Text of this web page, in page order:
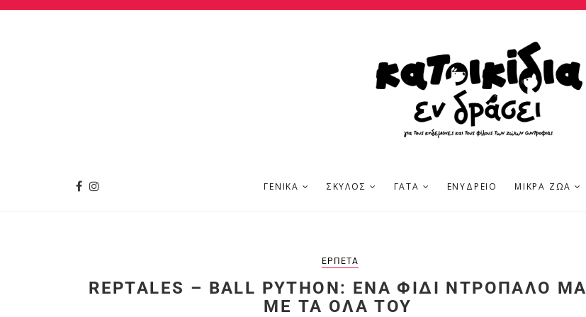
ΓΕΝΙΚΆ ΣΚΎΛΟΣ ΓΆΤΑ ΕΝΥΔΡΕΊΟ ΜΙΚΡΆ ΖΏΑ
ΕΡΠΕΤΆ
REPTALES – BALL PYTHON: ΈΝΑ ΦΊΔΙ ΝΤΡΟΠΑΛΌ ΜΑ
ΜΕ ΤΑ ΌΛΑ ΤΟΥ